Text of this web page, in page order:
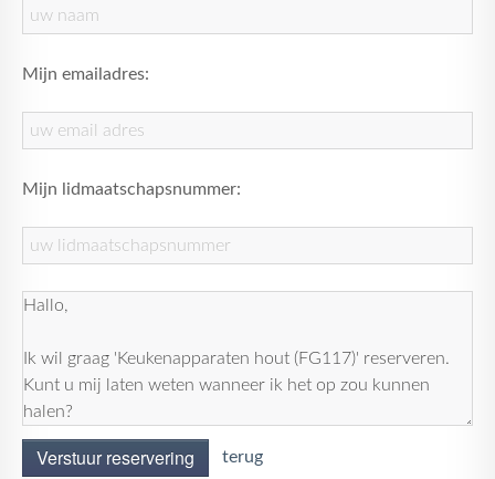
Mijn emailadres:
Mijn lidmaatschapsnummer:
Verstuur reservering terug